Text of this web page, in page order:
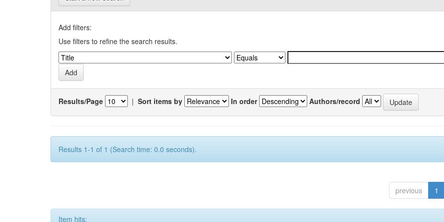
Add filters:
Use filters to refine the search results.
Results/Page | Sort items by In order Authors/record
Results 1-1 of 1 (Search time: 0.0 seconds).
previous 1
Item hits: